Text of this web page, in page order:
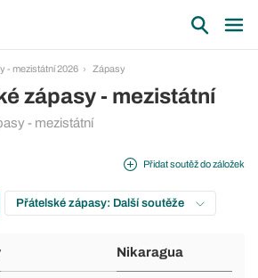
- mezistátní 2026 Zápasy
zápasy - mezistátní
- mezistátní
Přidat soutěž do záložek
Přátelské zápasy: Další soutěže
Nikaragua